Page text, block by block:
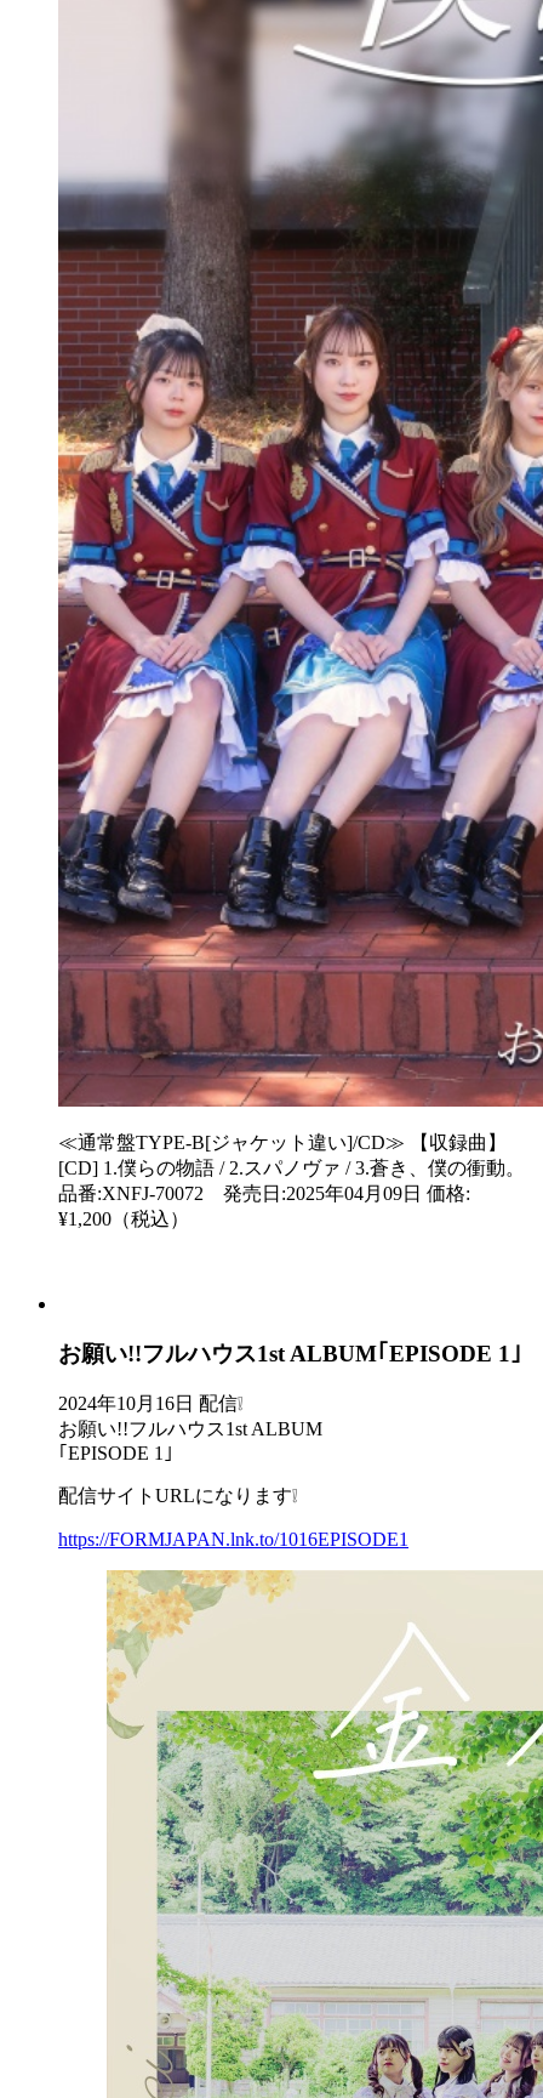
≪通常盤TYPE-B[ジャケット違い]/CD≫ 【収録曲】
[CD] 1.僕らの物語 / 2.スパノヴァ / 3.蒼き、僕の衝動。
品番:XNFJ-70072 発売日:2025年04月09日 価格:
¥1,200（税込）
お願い!!フルハウス1st ALBUM｢EPISODE 1｣
2024年10月16日 配信❕
お願い!!フルハウス1st ALBUM
｢EPISODE 1｣
配信サイトURLになります❕
https://FORMJAPAN.lnk.to/1016EPISODE1